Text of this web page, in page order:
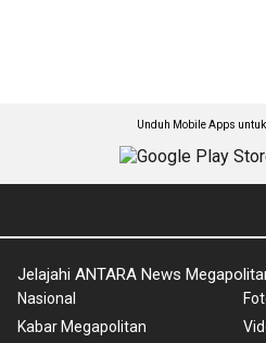
Unduh Mobile Apps
Jelajahi ANTARA News
Nasional
Kabar Megapolitan